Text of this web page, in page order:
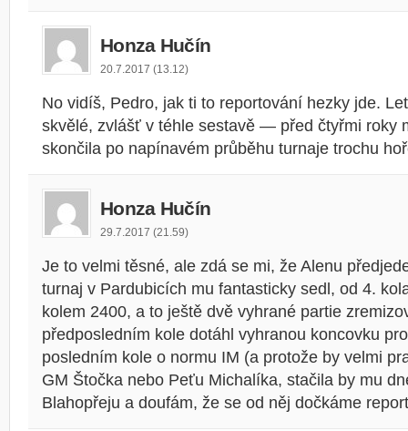
Honza Hučín
20.7.2017 (13.12)
No vidíš, Pedro, jak ti to reportování hezky jde.
skvělé, zvlášť v téhle sestavě — před čtyřmi roky
skončila po napínavém průběhu turnaje trochu
Honza Hučín
29.7.2017 (21.59)
Je to velmi těsné, ale zdá se mi, že Alenu
turnaj v Pardubicích mu fantasticky sedl, od 4.
kolem 2400, a to ještě dvě vyhrané partie
předposledním kole dotáhl vyhranou koncovku
posledním kole o normu IM (a protože by velmi
GM Štočka nebo Peťu Michalíka, stačila by mu
Blahopřeju a doufám, že se od něj dočkáme